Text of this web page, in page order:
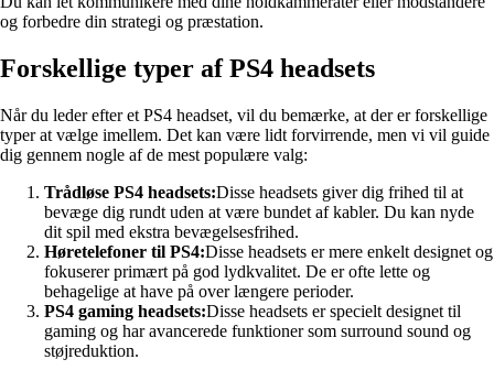
og forbedre din strategi og præstation.
Forskellige typer af PS4 headsets
Når du leder efter et PS4 headset, vil du bemærke, at der er forskellige
typer at vælge imellem. Det kan være lidt forvirrende, men vi vil guide
dig gennem nogle af de mest populære valg:
Trådløse PS4 headsets:Disse headsets giver dig frihed til at
bevæge dig rundt uden at være bundet af kabler. Du kan nyde
dit spil med ekstra bevægelsesfrihed.
Høretelefoner til PS4:Disse headsets er mere enkelt designet og
fokuserer primært på god lydkvalitet. De er ofte lette og
behagelige at have på over længere perioder.
PS4 gaming headsets:Disse headsets er specielt designet til
gaming og har avancerede funktioner som surround sound og
støjreduktion.